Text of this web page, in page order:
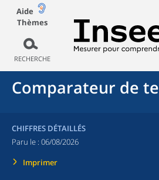
Aide
Thèmes
RECHERCHE
Comparateur de
CHIFFRES DÉTAILLÉS
Paru le : 06/08/2026
Imprimer